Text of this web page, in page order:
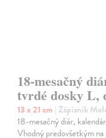
18-mesačný
tvrdé dosky L,
13 x 21 cm | Zápisník
18-mesačný diár,
Vhodný predovšetkým